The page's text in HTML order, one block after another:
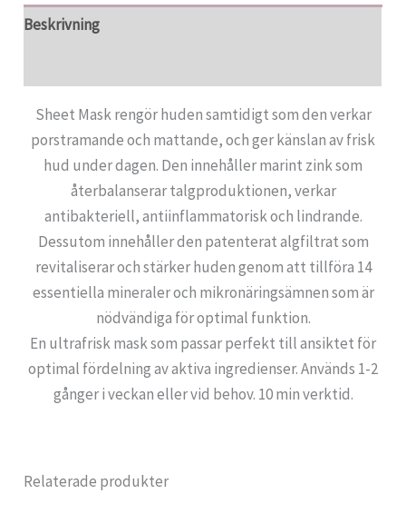
Beskrivning
Sheet Mask rengör huden samtidigt som den verkar
porstramande och mattande, och ger känslan av frisk
hud under dagen. Den innehåller marint zink som
återbalanserar talgproduktionen, verkar
antibakteriell, antiinflammatorisk och lindrande.
Dessutom innehåller den patenterat algfiltrat som
revitaliserar och stärker huden genom att tillföra 14
essentiella mineraler och mikronäringsämnen som är
nödvändiga för optimal funktion.
En ultrafrisk mask som passar perfekt till ansiktet för
optimal fördelning av aktiva ingredienser. Används 1-2
gånger i veckan eller vid behov. 10 min verktid.
Relaterade produkter